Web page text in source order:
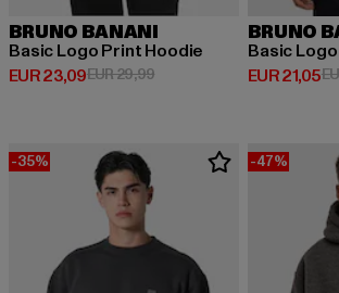
BRUNO BANANI
Basic Logo Print Hoodie
EUR 23,09
Huidige prijs: EUR 23,09
EUR 29,99Actieprijs: EUR 29,99
BRUNO
Basic
EUR 21,05
Huidige prijs:
-35% -47%